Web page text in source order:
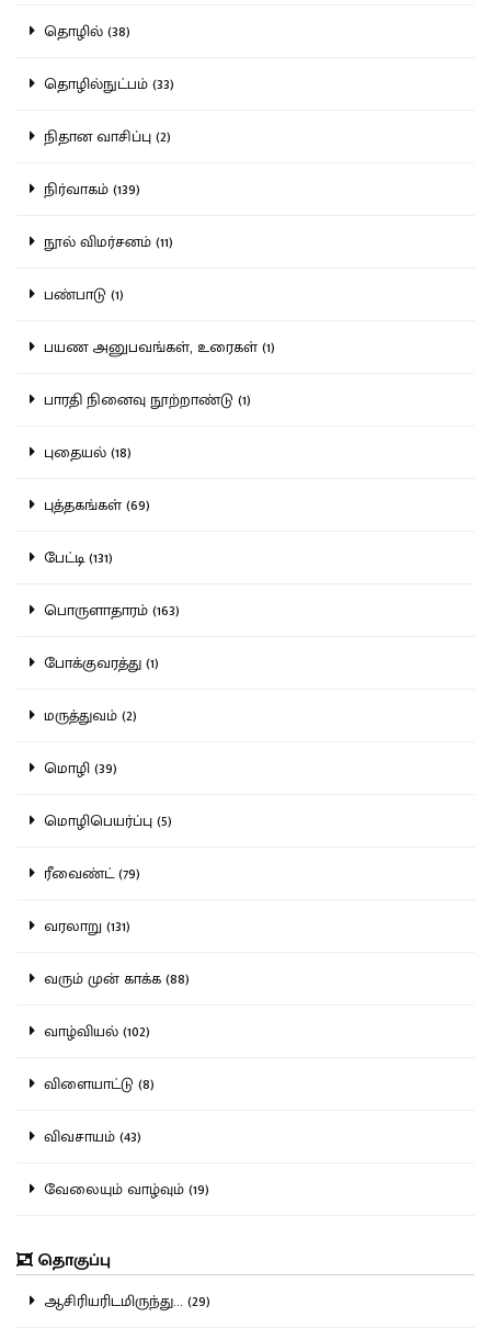
தொழில் (38)
தொழில்நுட்பம் (33)
நிதான வாசிப்பு (2)
நிர்வாகம் (139)
நூல் விமர்சனம் (11)
பண்பாடு (1)
பயண அனுபவங்கள், உரைகள் (1)
பாரதி நினைவு நூற்றாண்டு (1)
புதையல் (18)
புத்தகங்கள் (69)
பேட்டி (131)
பொருளாதாரம் (163)
போக்குவரத்து (1)
மருத்துவம் (2)
மொழி (39)
மொழிபெயர்ப்பு (5)
ரீவைண்ட் (79)
வரலாறு (131)
வரும் முன் காக்க (88)
வாழ்வியல் (102)
விளையாட்டு (8)
விவசாயம் (43)
வேலையும் வாழ்வும் (19)
தொகுப்பு
ஆசிரியரிடமிருந்து... (29)